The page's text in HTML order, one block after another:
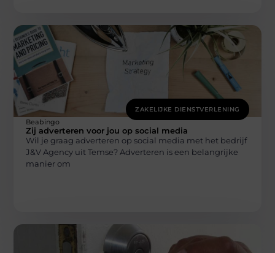
ZAKELIJKE DIENSTVERLENING
Beabingo
Zij adverteren voor jou op social media
Wil je graag adverteren op social media met het bedrijf
J&V Agency uit Temse? Adverteren is een belangrijke
manier om